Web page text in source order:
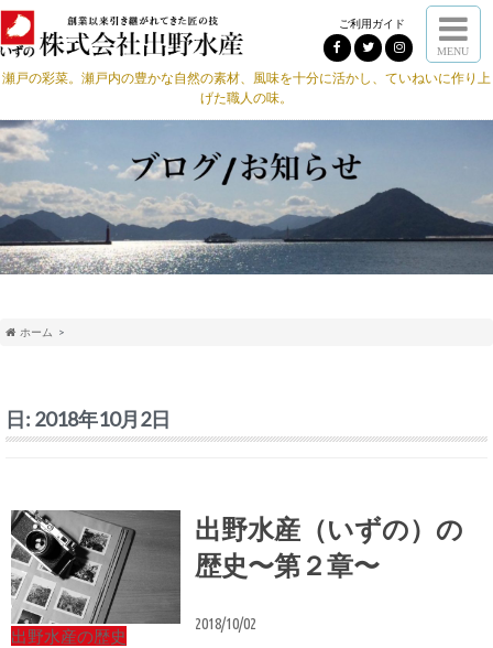
ご利用ガイド
MENU
瀬戸の彩菜。瀬戸内の豊かな自然の素材、風味を十分に活かし、ていねいに作り上
げた職人の味。
ホーム
日: 2018年10月2日
出野水産の歴史
出野水産（いずの）の
歴史〜第２章〜
2018/10/02